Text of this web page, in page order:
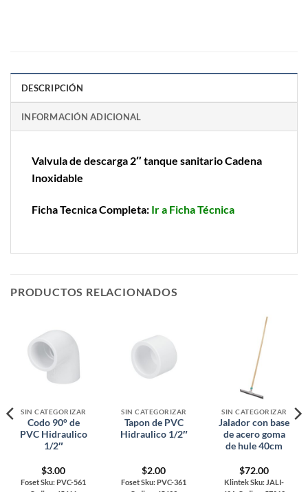
DESCRIPCIÓN
INFORMACIÓN ADICIONAL
Valvula de descarga 2″ tanque sanitario Cadena
Inoxidable
Ficha Tecnica Completa: Ir a Ficha Técnica
PRODUCTOS RELACIONADOS
SIN CATEGORIZAR
Codo 90° de
PVC Hidraulico
1/2″
$3.00
Foset Sku: PVC-561
SIN CATEGORIZAR
Tapon de PVC
Hidraulico 1/2″
$2.00
Foset Sku: PVC-361
SIN CATEGORIZAR
Jalador con base
de acero goma
de hule 40cm
$72.00
Klintek Sku: JALI-